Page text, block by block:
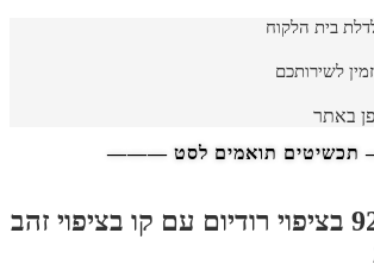
בית הלקוח
לשירותכם
באתר
תואמים לסט ———
טבעת כסף 925 בציפוי רודיום עם קו